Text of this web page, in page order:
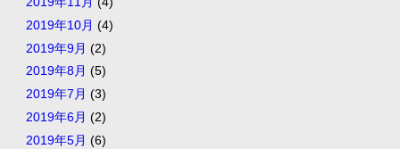
2019年10月 (4)
2019年9月 (2)
2019年8月 (5)
2019年7月 (3)
2019年6月 (2)
2019年5月 (6)